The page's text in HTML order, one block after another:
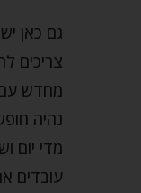
גם כאן
צריכים
מחדש עם
נהיה
מדי יום
עובדים